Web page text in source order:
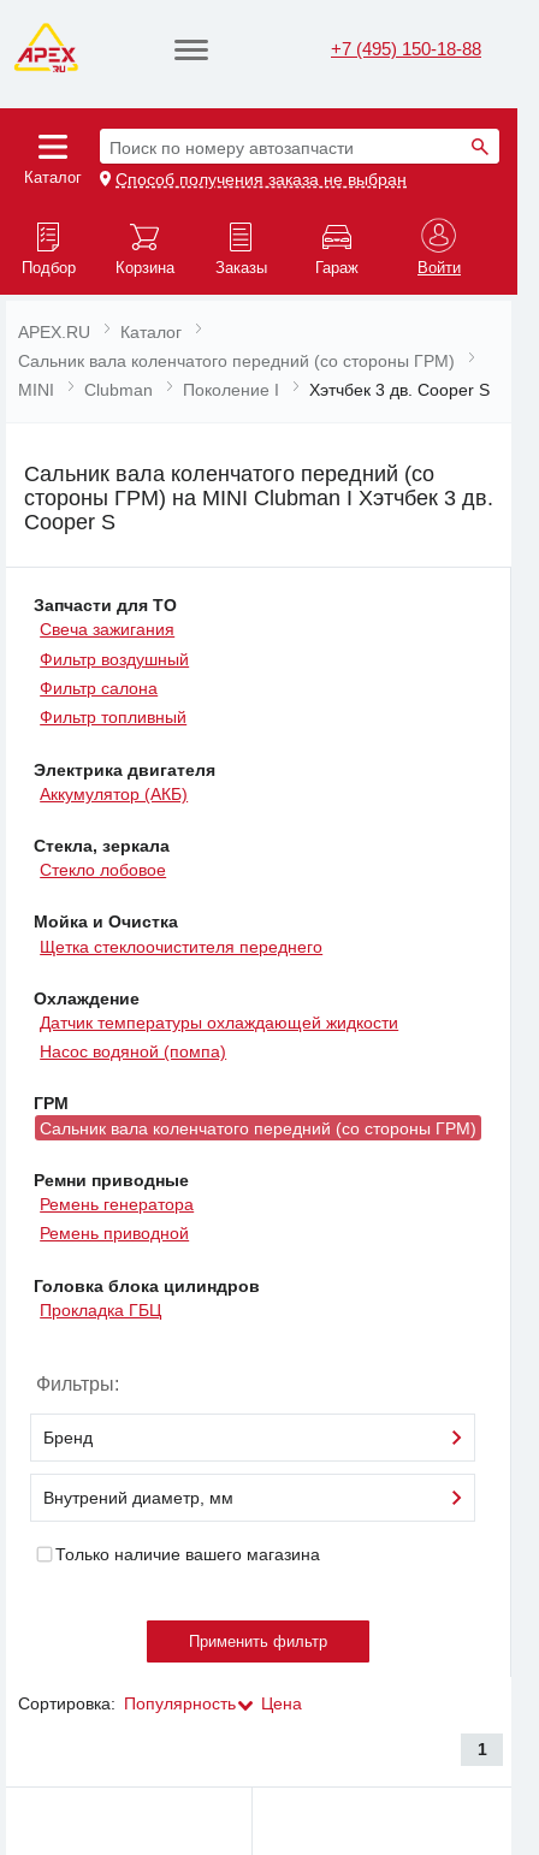
+7 (495) 150-18-88
Каталог
Поиск по номеру автозапчасти
Способ получения заказа не выбран
Подбор Корзина Заказы Гараж Войти
APEX.RU
Каталог
Сальник вала коленчатого передний (со стороны ГРМ)
MINI
Clubman Поколение I Хэтчбек 3 дв. Cooper S
Сальник вала коленчатого передний (со
стороны ГРМ) на MINI Clubman I Хэтчбек 3 дв.
Cooper S
Запчасти для ТО
Свеча зажигания
Фильтр воздушный
Фильтр салона
Фильтр топливный
Электрика двигателя
Аккумулятор (АКБ)
Стекла, зеркала
Стекло лобовое
Мойка и Очистка
Щетка стеклоочистителя переднего
Охлаждение
Датчик температуры охлаждающей жидкости
Насос водяной (помпа)
ГРМ
Сальник вала коленчатого передний (со стороны ГРМ)
Ремни приводные
Ремень генератора
Ремень приводной
Головка блока цилиндров
Прокладка ГБЦ
Фильтры:
Бренд
Внутрений диаметр, мм
Только наличие вашего магазина
Сортировка: Популярность Цена
1